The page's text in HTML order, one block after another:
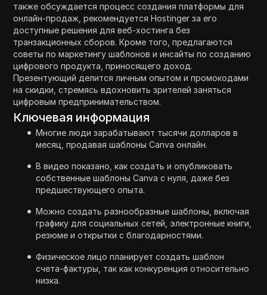
также обсуждается процесс создания платформы для
онлайн-продаж, рекомендуется Hostinger за его
доступные решения для веб-хостинга без
транзакционных сборов. Кроме того, предлагаются
советы по маркетингу шаблонов и инсайты по созданию
цифрового продукта, приносящего доход.
Презентующий делится личным опытом и промокодами
на скидки, стремясь вдохновить зрителей заняться
цифровым предпринимательством.
Ключевая информация
Многие люди зарабатывают тысячи долларов в
месяц, продавая шаблоны Canva онлайн.
В видео показано, как создать и опубликовать
собственные шаблоны Canva с нуля, даже без
предшествующего опыта.
Можно создать разнообразные шаблоны, включая
графику для социальных сетей, электронные книги,
резюме и открытки с благодарностями.
Физическое лицо планирует создать шаблон
счета-фактуры, так как конкуренция относительно
низка.